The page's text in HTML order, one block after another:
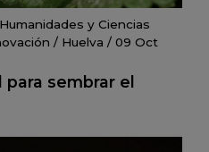
Humanidades y Ciencias
/ Huelva / 09 Oct
sembrar el